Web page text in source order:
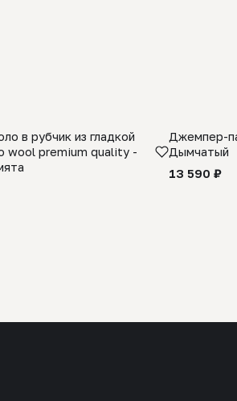
в рубчик из гладкой
wool premium quality -
Джемпер-
Дымчатый
13 590 ₽